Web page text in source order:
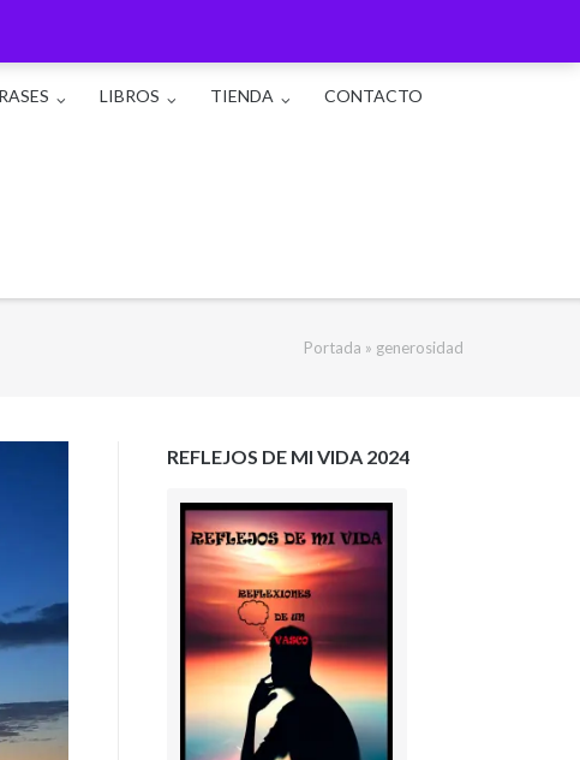
LIBROS TIENDA CONTACTO
Portada » generosidad
REFLEJOS DE MI VIDA 2024